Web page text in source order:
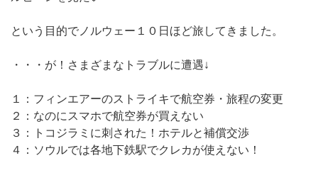
という目的でノルウェー１０日ほど旅してきました。
・・・が！さまざまなトラブルに遭遇↓
１：フィンエアーのストライキで航空券・旅程の変更
２：なのにスマホで航空券が買えない
３：トコジラミに刺された！ホテルと補償交渉
４：ソウルでは各地下鉄駅でクレカが使えない！